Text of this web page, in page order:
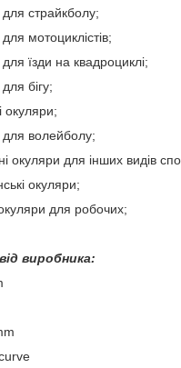
страйкболу;
мотоциклістів;
їзди на квадроциклі;
бігу;
окуляри;
для волейболу;
окуляри для інших видів
окуляри;
для робочих;
виробника: